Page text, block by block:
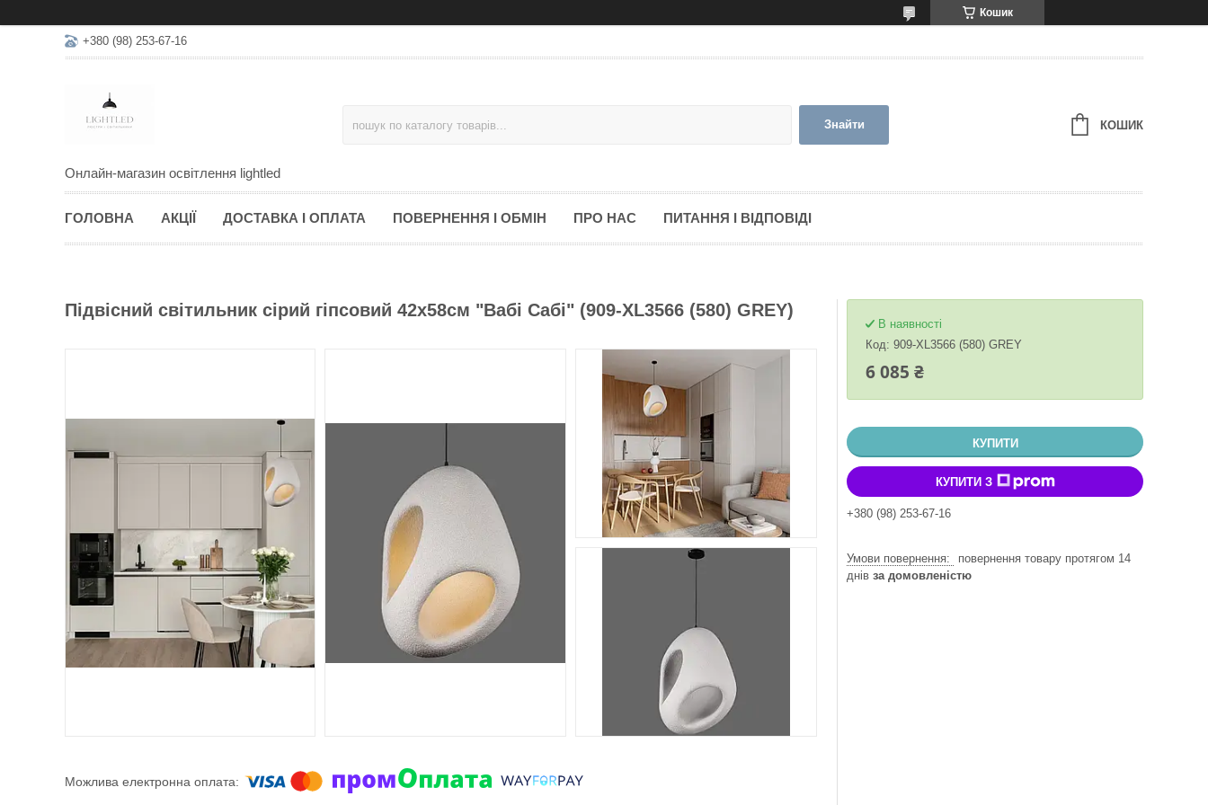
Кошик
+380 (98) 253-67-16
Онлайн-магазин освітлення lightled
Знайти КОШИК
ГОЛОВНА АКЦІЇ ДОСТАВКА І ОПЛАТА ПОВЕРНЕННЯ І ОБМІН ПРО НАС ПИТАННЯ І ВІДПОВІДІ
Підвісний світильник сірий гіпсовий 42х58см "Вабі Сабі" (909-XL3566 (580) GREY)
В наявності
Код: 909-XL3566 (580) GREY
6 085 ₴
КУПИТИ
КУПИТИ З
+380 (98) 253-67-16
повернення товару протягом 14
днів за домовленістю